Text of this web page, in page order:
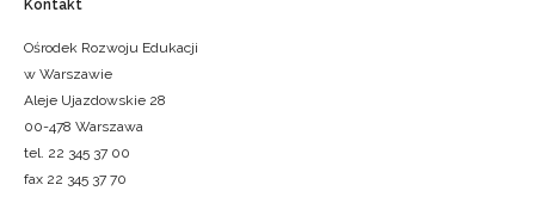
Kontakt
Ośrodek Rozwoju Edukacji
w Warszawie
Aleje Ujazdowskie 28
00-478 Warszawa
tel. 22 345 37 00
fax 22 345 37 70